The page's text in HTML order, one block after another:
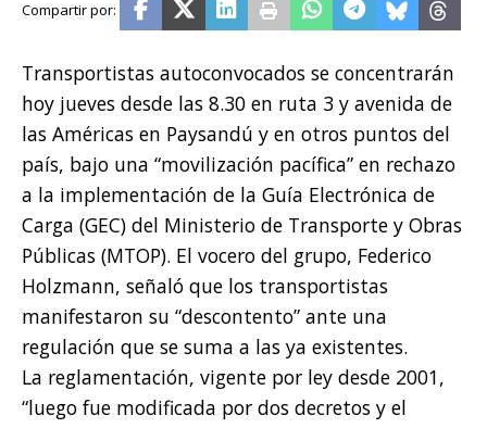
Transportistas autoconvocados se concentrarán
hoy jueves desde las 8.30 en ruta 3 y avenida de
las Américas en Paysandú y en otros puntos del
país, bajo una “movilización pacífica” en rechazo
a la implementación de la Guía Electrónica de
Carga (GEC) del Ministerio de Transporte y Obras
Públicas (MTOP). El vocero del grupo, Federico
Holzmann, señaló que los transportistas
manifestaron su “descontento” ante una
regulación que se suma a las ya existentes.
La reglamentación, vigente por ley desde 2001,
“luego fue modificada por dos decretos y el